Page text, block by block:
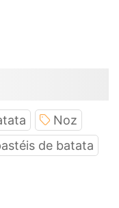
Noz
de batata